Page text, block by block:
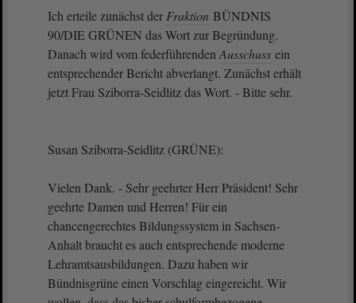
Ich erteile zunächst der Fraktion BÜNDNIS
90/DIE GRÜNEN das Wort zur Begründung.
Danach wird vom federführenden Ausschuss ein
entsprechender Bericht abverlangt. Zunächst erhält
jetzt Frau Sziborra-Seidlitz das Wort. - Bitte sehr.
Susan Sziborra-Seidlitz (GRÜNE):
Vielen Dank. - Sehr geehrter Herr Präsident! Sehr
geehrte Damen und Herren! Für ein
chancengerechtes Bildungssystem in Sachsen-
Anhalt braucht es auch entsprechende moderne
Lehramtsausbildungen. Dazu haben wir
Bündnisgrüne einen Vorschlag eingereicht. Wir